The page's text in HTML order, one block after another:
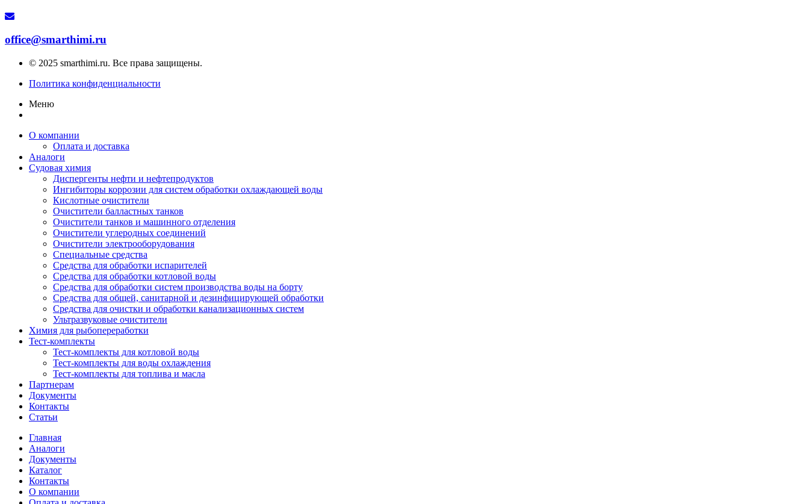
office@smarthimi.ru
© 2025 smarthimi.ru. Все права защищены.
Политика конфиденциальности
Меню
О компании
Оплата и доставка
Аналоги
Судовая химия
Диспергенты нефти и нефтепродуктов
Ингибиторы коррозии для систем обработки охлаждающей воды
Кислотные очистители
Очистители балластных танков
Очистители танков и машинного отделения
Очистители углеродных соединений
Очистители электрооборудования
Специальные средства
Средства для обработки испарителей
Средства для обработки котловой воды
Средства для обработки систем производства воды на борту
Средства для общей, санитарной и дезинфицирующей обработки
Средства для очистки и обработки канализационных систем
Ультразвуковые очистители
Химия для рыбопереработки
Тест-комплекты
Тест-комплекты для котловой воды
Тест-комплекты для воды охлаждения
Тест-комплекты для топлива и масла
Партнерам
Документы
Контакты
Статьи
Главная
Аналоги
Документы
Каталог
Контакты
О компании